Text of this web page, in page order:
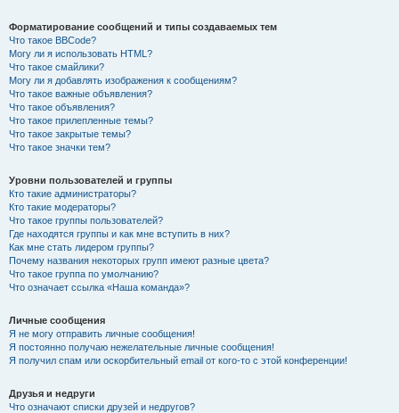
Форматирование сообщений и типы создаваемых тем
Что такое BBCode?
Могу ли я использовать HTML?
Что такое смайлики?
Могу ли я добавлять изображения к сообщениям?
Что такое важные объявления?
Что такое объявления?
Что такое прилепленные темы?
Что такое закрытые темы?
Что такое значки тем?
Уровни пользователей и группы
Кто такие администраторы?
Кто такие модераторы?
Что такое группы пользователей?
Где находятся группы и как мне вступить в них?
Как мне стать лидером группы?
Почему названия некоторых групп имеют разные цвета?
Что такое группа по умолчанию?
Что означает ссылка «Наша команда»?
Личные сообщения
Я не могу отправить личные сообщения!
Я постоянно получаю нежелательные личные сообщения!
Я получил спам или оскорбительный email от кого-то с этой конференции!
Друзья и недруги
Что означают списки друзей и недругов?